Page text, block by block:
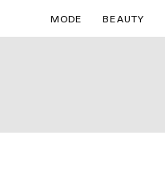
MODE BEAUTY